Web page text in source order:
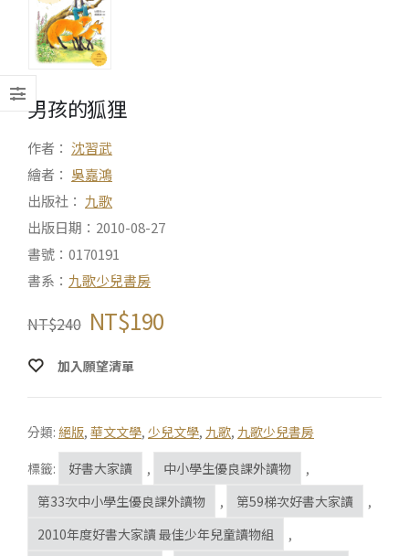
男孩的狐狸
作者： 沈習武
繪者： 吳嘉鴻
出版社： 九歌
出版日期：2010-08-27
書號：0170191
書系： 九歌少兒書房
NT$240 NT$190
加入願望清單
分類: 絕版, 華文文學, 少兒文學, 九歌, 九歌少兒書房
標籤:
好書大家讀 , 中小學生優良課外讀物
,
第33次中小學生優良課外讀物
, 第59梯次好書大家讀
,
2010年度好書大家讀 最佳少年兒童讀物組
,